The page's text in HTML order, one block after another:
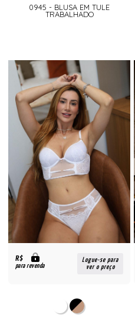
0945 - BLUSA EM TULE
TRABALHADO
R$
para revenda
Logue-se para
ver o preço